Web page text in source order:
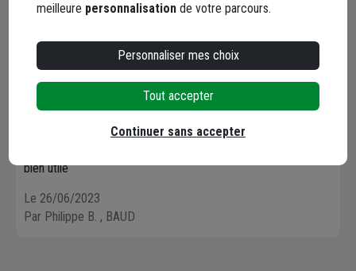
bien utile
Le 26/06/2023
bien utile
Le 26/06/2023
Par Philippe B. , BAUD
meilleure personnalisation de votre parcours.
Personnaliser mes choix
Tout accepter
Continuer sans accepter